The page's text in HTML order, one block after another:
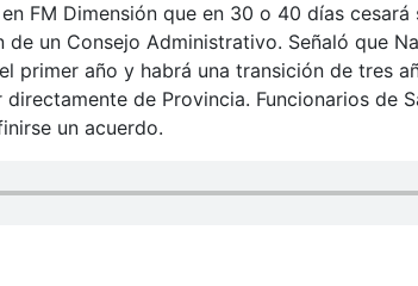
FM Dimensión que en 30 o 40 días cesará
de un Consejo Administrativo. Señaló que
primer año y habrá una transición de tres
de Provincia. Funcionarios de
un acuerdo.